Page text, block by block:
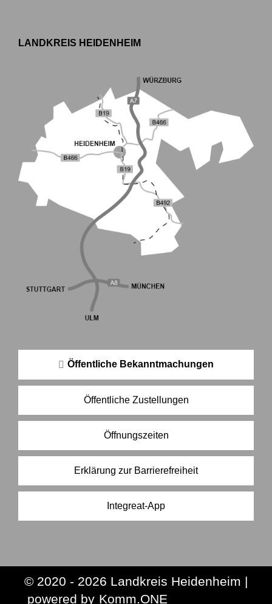
LANDKREIS HEIDENHEIM
Öffentliche Bekanntmachungen
Öffentliche Zustellungen
Öffnungszeiten
Erklärung zur Barrierefreiheit
Integreat-App
© 2020 - 2026 Landkreis Heidenheim |
powered by Komm.ONE